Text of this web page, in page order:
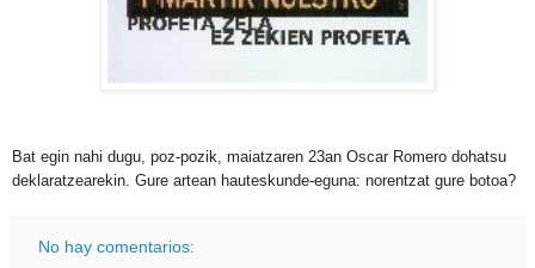
Bat egin nahi dugu, poz-pozik, maiatzaren 23an Oscar Romero dohatsu
deklaratzearekin. Gure artean hauteskunde-eguna: norentzat gure botoa?
No hay comentarios: